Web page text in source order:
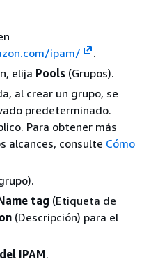
ipam/
.
elija Pools (Grupos).
al crear un grupo, se
predeterminado.
Para obtener más
alcances, consulte Cómo
tag (Etiqueta de
(Descripción) para el
IPAM.